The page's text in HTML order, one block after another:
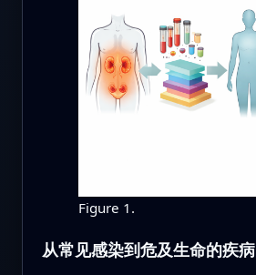
Figure 1.
从常见感染到危及生命的疾病